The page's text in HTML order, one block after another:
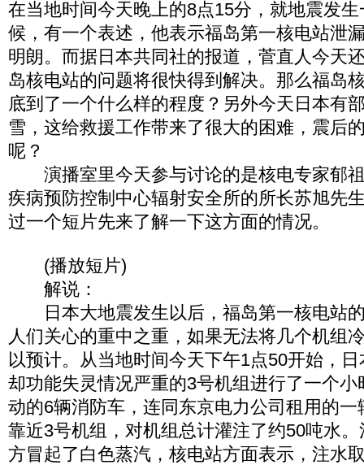
在当地时间今天晚上的8点15分，就地震发
候，有一个表述，他表示福岛第一核电站泄
明朗。而据日本共同社的报道，菅直人今天
岛核电站的问题将很快得到解决。那么福岛
底到了一个什么样的程度？另外今天日本有
雪，这给救援工作带来了很大的困难，震后
呢？
演播室里今天参与讨论的是核电专家郁
疾病预防控制中心辐射安全所的所长苏旭先
过一个短片先来了解一下这方面的情况。
(播放短片)
解说：
日本大地震发生以后，福岛第一核电站
人们关心的重中之重，如果无法将几个机组
以预计。从当地时间今天下午1点50开始，
却功能失灵情况严重的3号机组进行了一个
动的6辆消防车，连同东京电力公司租用的
靠近3号机组，对机组总计灌注了约50吨水
方冒起了白色蒸汽，核电站方面表示，注水